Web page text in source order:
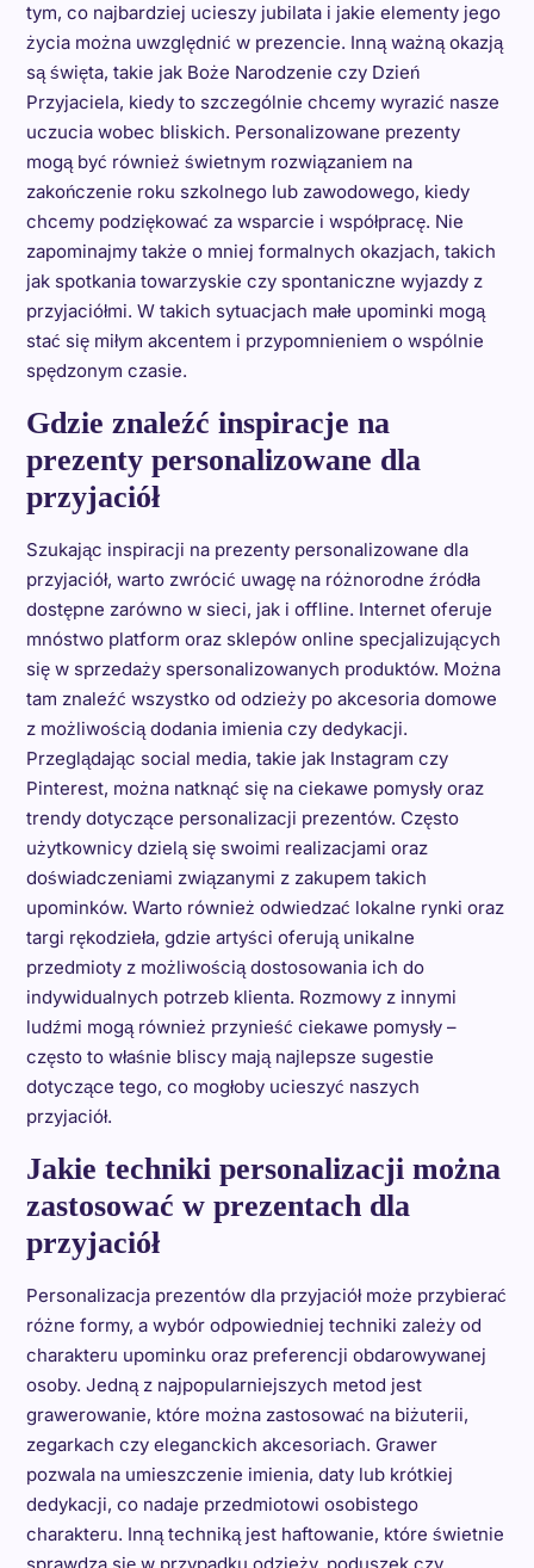
tym, co najbardziej ucieszy jubilata i jakie elementy jego
życia można uwzględnić w prezencie. Inną ważną okazją
są święta, takie jak Boże Narodzenie czy Dzień
Przyjaciela, kiedy to szczególnie chcemy wyrazić nasze
uczucia wobec bliskich. Personalizowane prezenty
mogą być również świetnym rozwiązaniem na
zakończenie roku szkolnego lub zawodowego, kiedy
chcemy podziękować za wsparcie i współpracę. Nie
zapominajmy także o mniej formalnych okazjach, takich
jak spotkania towarzyskie czy spontaniczne wyjazdy z
przyjaciółmi. W takich sytuacjach małe upominki mogą
stać się miłym akcentem i przypomnieniem o wspólnie
spędzonym czasie.
Gdzie znaleźć inspiracje na
prezenty personalizowane dla
przyjaciół
Szukając inspiracji na prezenty personalizowane dla
przyjaciół, warto zwrócić uwagę na różnorodne źródła
dostępne zarówno w sieci, jak i offline. Internet oferuje
mnóstwo platform oraz sklepów online specjalizujących
się w sprzedaży spersonalizowanych produktów. Można
tam znaleźć wszystko od odzieży po akcesoria domowe
z możliwością dodania imienia czy dedykacji.
Przeglądając social media, takie jak Instagram czy
Pinterest, można natknąć się na ciekawe pomysły oraz
trendy dotyczące personalizacji prezentów. Często
użytkownicy dzielą się swoimi realizacjami oraz
doświadczeniami związanymi z zakupem takich
upominków. Warto również odwiedzać lokalne rynki oraz
targi rękodzieła, gdzie artyści oferują unikalne
przedmioty z możliwością dostosowania ich do
indywidualnych potrzeb klienta. Rozmowy z innymi
ludźmi mogą również przynieść ciekawe pomysły –
często to właśnie bliscy mają najlepsze sugestie
dotyczące tego, co mogłoby ucieszyć naszych
przyjaciół.
Jakie techniki personalizacji można
zastosować w prezentach dla
przyjaciół
Personalizacja prezentów dla przyjaciół może przybierać
różne formy, a wybór odpowiedniej techniki zależy od
charakteru upominku oraz preferencji obdarowywanej
osoby. Jedną z najpopularniejszych metod jest
grawerowanie, które można zastosować na biżuterii,
zegarkach czy eleganckich akcesoriach. Grawer
pozwala na umieszczenie imienia, daty lub krótkiej
dedykacji, co nadaje przedmiotowi osobistego
charakteru. Inną techniką jest haftowanie, które świetnie